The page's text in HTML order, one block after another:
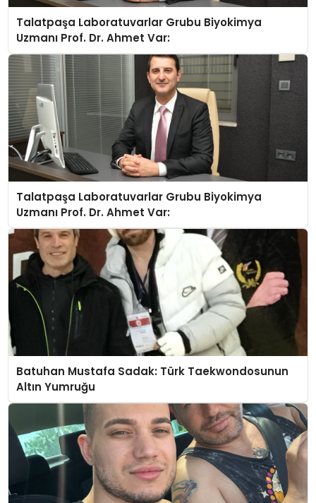
Talatpaşa Laboratuvarlar Grubu Biyokimya
Uzmanı Prof. Dr. Ahmet Var:
Talatpaşa Laboratuvarlar Grubu Biyokimya
Uzmanı Prof. Dr. Ahmet Var:
Batuhan Mustafa Sadak: Türk Taekwondosunun
Altın Yumruğu